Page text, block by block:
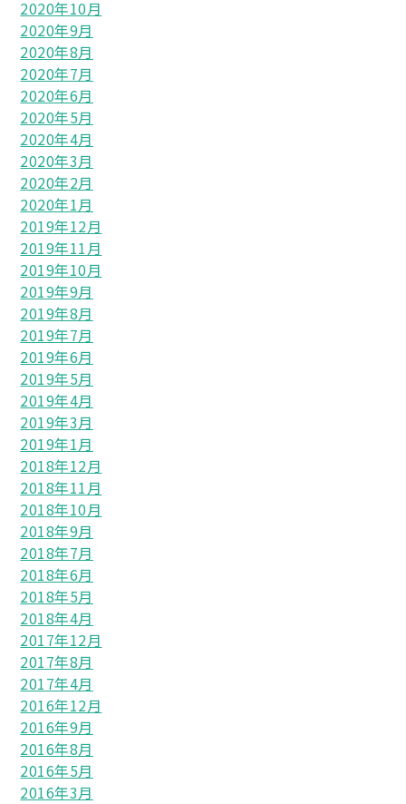
2020年10月
2020年9月
2020年8月
2020年7月
2020年6月
2020年5月
2020年4月
2020年3月
2020年2月
2020年1月
2019年12月
2019年11月
2019年10月
2019年9月
2019年8月
2019年7月
2019年6月
2019年5月
2019年4月
2019年3月
2019年1月
2018年12月
2018年11月
2018年10月
2018年9月
2018年7月
2018年6月
2018年5月
2018年4月
2017年12月
2017年8月
2017年4月
2016年12月
2016年9月
2016年8月
2016年5月
2016年3月